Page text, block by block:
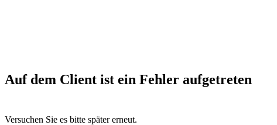
Auf dem Client ist ein Fehler aufgetreten
Versuchen Sie es bitte später erneut.